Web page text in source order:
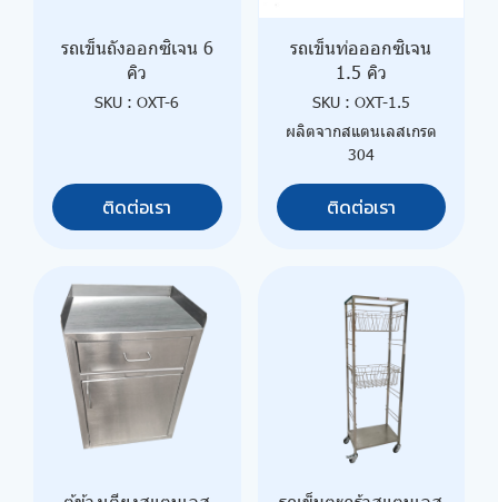
รถเข็นถังออกซิเจน 6
คิว
SKU : OXT-6
ติดต่อเรา
รถเข็นท่อออกซิเจน
1.5 คิว
SKU : OXT-1.5
ผลิตจากสแตนเลสเกรด
304
ติดต่อเรา